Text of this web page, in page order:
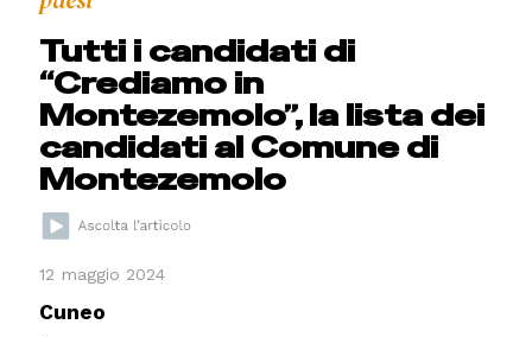
Tutti i candidati di
“Crediamo in
Montezemolo”, la lista dei
candidati al Comune di
Montezemolo
12 maggio 2024
Cuneo